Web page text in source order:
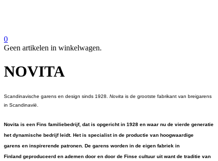
0
Geen artikelen in winkelwagen.
NOVITA
Scandinavische garens en design sinds 1928. Novita is de grootste fabrikant van breigarens
in Scandinavië.
Novita is een Fins familiebedrijf, dat is opgericht in 1928 en waar nu de vierde generatie
het dynamische bedrijf leidt. Het is specialist in de productie van hoogwaardige
garens en inspirerende patronen . De garens worden in de eigen fabriek in
Finland geproduceerd en ademen door en door de Finse cultuur uit wantde traditie van